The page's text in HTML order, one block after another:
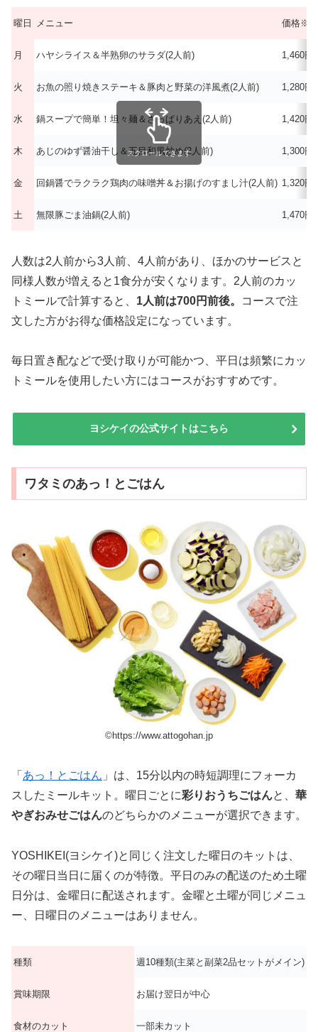
曜日 メニュー 価格※
月 ハヤシライス＆半熟卵のサラダ(2人前) 1,460円
火 お魚の照り焼きステーキ＆豚肉と野菜の洋風煮(2人前) 1,280円
水 鍋スープで簡単！坦々麺＆さっぱりあえ(2人前) 1,420円
木 あじのゆず醤油干し＆五目和風炒め(2人前) 1,300円
金 回鍋醤でラクラク鶏肉の味噌丼＆お揚げのすまし汁(2人前) 1,320円
土 無限豚ごま油鍋(2人前) 1,470円
スクロールできます
人数は2人前から3人前、4人前があり、ほかのサービスと
同様人数が増えると1食分が安くなります。2人前のカッ
トミールで計算すると、 1人前は700円前後。
コースで注
文した方がお得な価格設定になっています。
毎日置き配などで受け取りが可能かつ、平日は頻繁にカッ
トミールを使用したい方にはコースがおすすめです。
ヨシケイの公式サイトはこちら
ワタミのあっ！とごはん
©︎https://www.attogohan.jp
「 あっ！とごはん 」は、15分以内の時短調理にフォーカ
スしたミールキット。曜日ごとに彩りおうちごはんと、 華
やぎおみせごはんのどちらかのメニューが選択できます。
YOSHIKEI(ヨシケイ)と同じく注文した曜日のキットは、
その曜日当日に届くのが特徴。平日のみの配送のため土曜
日分は、金曜日に配送されます。金曜と土曜が同じメニュ
ー、日曜日のメニューはありません。
種類 週10種類(主菜と副菜2品セットがメイン)
賞味期限 お届け翌日が中心
食材のカット 一部未カット